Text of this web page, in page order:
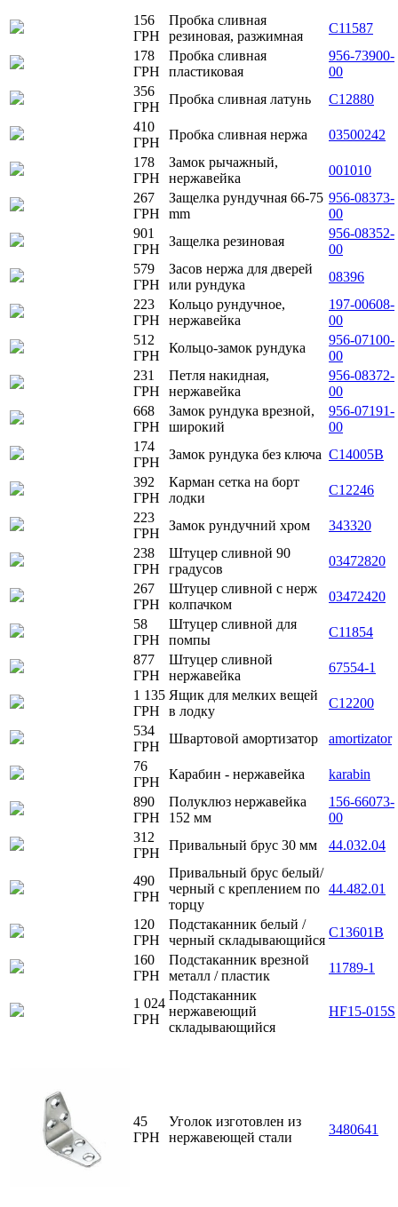
156
ГРН
Пробка сливная
резиновая, разжимная
C11587
178
ГРН
Пробка сливная
пластиковая
956-73900-
00
356
ГРН
Пробка сливная латунь
C12880
410
ГРН
Пробка сливная нержа
03500242
178
ГРН
Замок рычажный,
нержавейка
001010
267
ГРН
Защелка рундучная 66-75
mm
956-08373-
00
901
ГРН
Защелка резиновая
956-08352-
00
579
ГРН
Засов нержа для дверей
или рундука
08396
223
ГРН
Кольцо рундучное,
нержавейка
197-00608-
00
512
ГРН
Кольцо-замок рундука
956-07100-
00
231
ГРН
Петля накидная,
нержавейка
956-08372-
00
668
ГРН
Замок рундука врезной,
широкий
956-07191-
00
174
ГРН
Замок рундука без ключа C14005B
392
ГРН
Карман сетка на борт
лодки
C12246
223
ГРН
Замок рундучний хром
343320
238
ГРН
Штуцер сливной 90
градусов
03472820
267
ГРН
Штуцер сливной с нерж
колпачком
03472420
58
ГРН
Штуцер сливной для
помпы
С11854
877
ГРН
Штуцер сливной
нержавейка
67554-1
1 135
ГРН
Ящик для мелких вещей
в лодку
C12200
534
ГРН
Швартовой амортизатор
amortizator
76
ГРН
Карабин - нержавейка
karabin
890
ГРН
Полуклюз нержавейка
152 мм
156-66073-
00
312
ГРН
Привальный брус 30 мм 44.032.04
490
ГРН
Привальный брус белый/
черный с креплением по
торцу
44.482.01
120
ГРН
Подстаканник белый /
черный складывающийся
C13601B
160
ГРН
Подстаканник врезной
металл / пластик
11789-1
1 024
ГРН
Подстаканник
нержавеющий
складывающийся
HF15-015S
45
ГРН
Уголок изготовлен из
нержавеющей стали
3480641